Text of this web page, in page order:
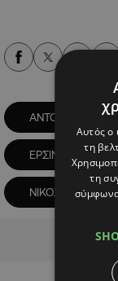
ΑΝΤΟΝΙΟ
ΕΡΣΙΝ ΤΑΡΑΡ
ΝΙΚΟΣ
Αυτός ο
τη
τη
σύμφωνα